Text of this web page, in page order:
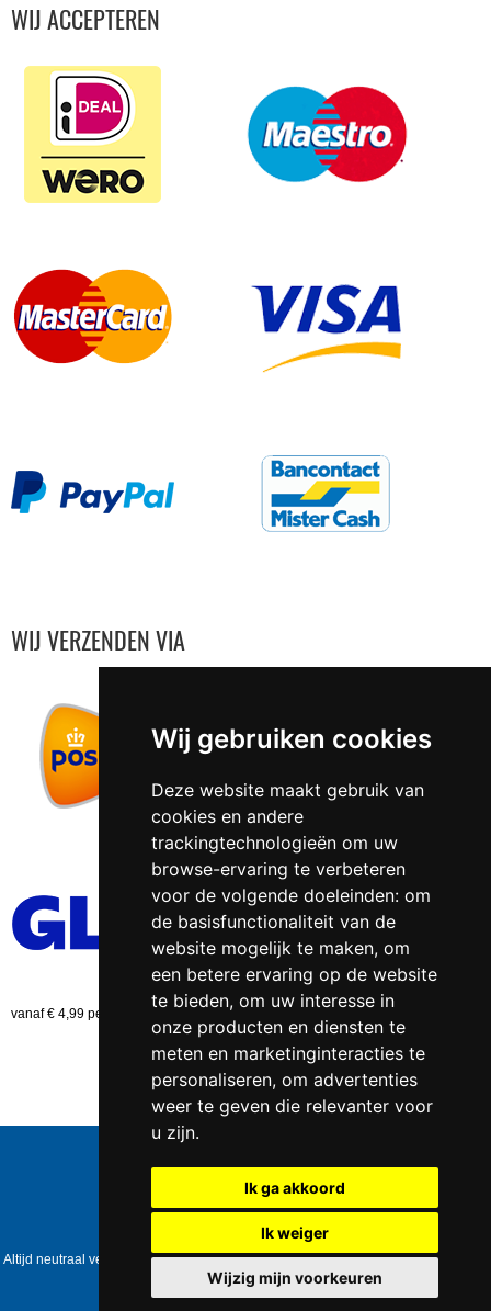
Wij gebruiken cookies
Deze website maakt gebruik van
cookies en andere
trackingtechnologieën om uw
browse-ervaring te verbeteren
voor de volgende doeleinden: om
de basisfunctionaliteit van de
website mogelijk te maken, om
een betere ervaring op de website
te bieden, om uw interesse in
onze producten en diensten te
meten en marketinginteracties te
personaliseren, om advertenties
weer te geven die relevanter voor
u zijn.
Ik ga akkoord
Ik weiger
Wijzig mijn voorkeuren
WIJ ACCEPTEREN
WIJ VERZENDEN VIA
vanaf € 4,99 per bestelling (NL)
Telefoonnummer:
KVK-nummer:5085.3279 teEnschede
NL823086161B01
IBAN:DE39 4016 4024 0162 9257 00
Copyright © 2006-2026Healthpower.nl
Altijd neutraal verpakt • Geen expliciete vermelding op het pakket • Op werkdagen
voor 17:00 besteld = dezelfde dag verzonden
Update cookies preferences